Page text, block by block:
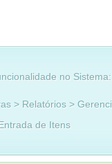
no Sistema:
> Relatórios >
de Itens